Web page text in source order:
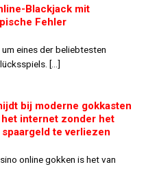
Blackjack mit
Fehler
eines der beliebtesten
[...]
bij moderne gokkasten
internet zonder het
te verliezen
online gokken is het van